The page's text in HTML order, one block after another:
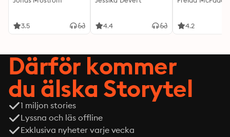
3.5 4.4 4.2
Därför kommer
du älska Storytel
1 miljon stories
Lyssna och läs offline
Exklusiva nyheter varje vecka